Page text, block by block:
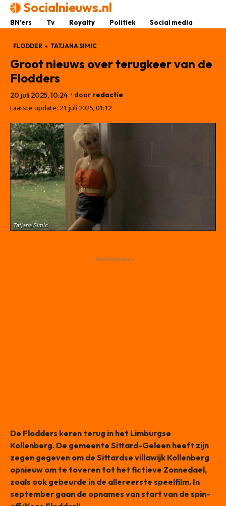
Socialnieuws.nl
BN’ers Tv Royalty Politiek Social media
FLODDER TATJANA SIMIC
Groot nieuws over terugkeer van de
Flodders
20 juli 2025, 10:24 • door redactie
Laatste update: 21 juli 2025, 01:12
Tatjana Simic
- Advertisement -
De Flodders keren terug in het Limburgse
Kollenberg. De gemeente Sittard-Geleen heeft zijn
zegen gegeven om de Sittardse villawijk Kollenberg
opnieuw om te toveren tot het fictieve Zonnedael,
zoals ook gebeurde in de allereerste speelfilm. In
september gaan de opnames van start van de spin-